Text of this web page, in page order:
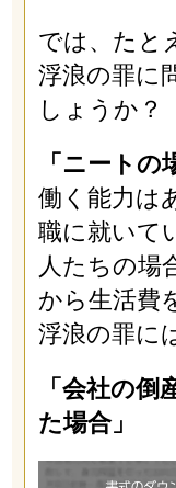
では、たと
浮浪の罪に
しょうか？
「ニートの
働く能力は
職に就いて
人たちの場
から生活費
浮浪の罪に
「会社の倒
た場合」